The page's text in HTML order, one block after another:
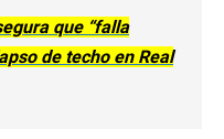
que “falla
de techo en Real